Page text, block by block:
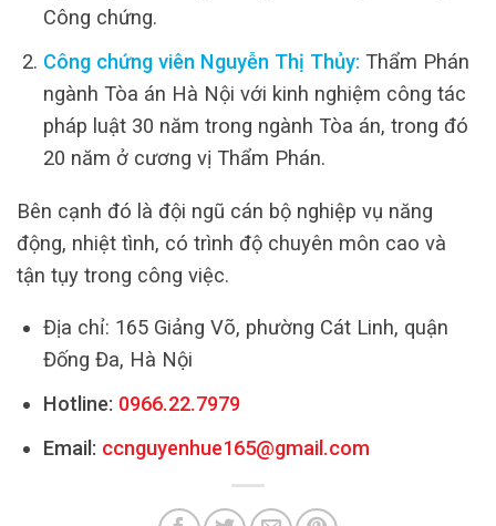
Công chứng.
Công chứng viên Nguyễn Thị Thủy: Thẩm Phán
ngành Tòa án Hà Nội với kinh nghiệm công tác
pháp luật 30 năm trong ngành Tòa án, trong đó
20 năm ở cương vị Thẩm Phán.
Bên cạnh đó là đội ngũ cán bộ nghiệp vụ năng
động, nhiệt tình, có trình độ chuyên môn cao và
tận tụy trong công việc.
Địa chỉ: 165 Giảng Võ, phường Cát Linh, quận
Đống Đa, Hà Nội
Hotline: 0966.22.7979
Email: ccnguyenhue165@gmail.com